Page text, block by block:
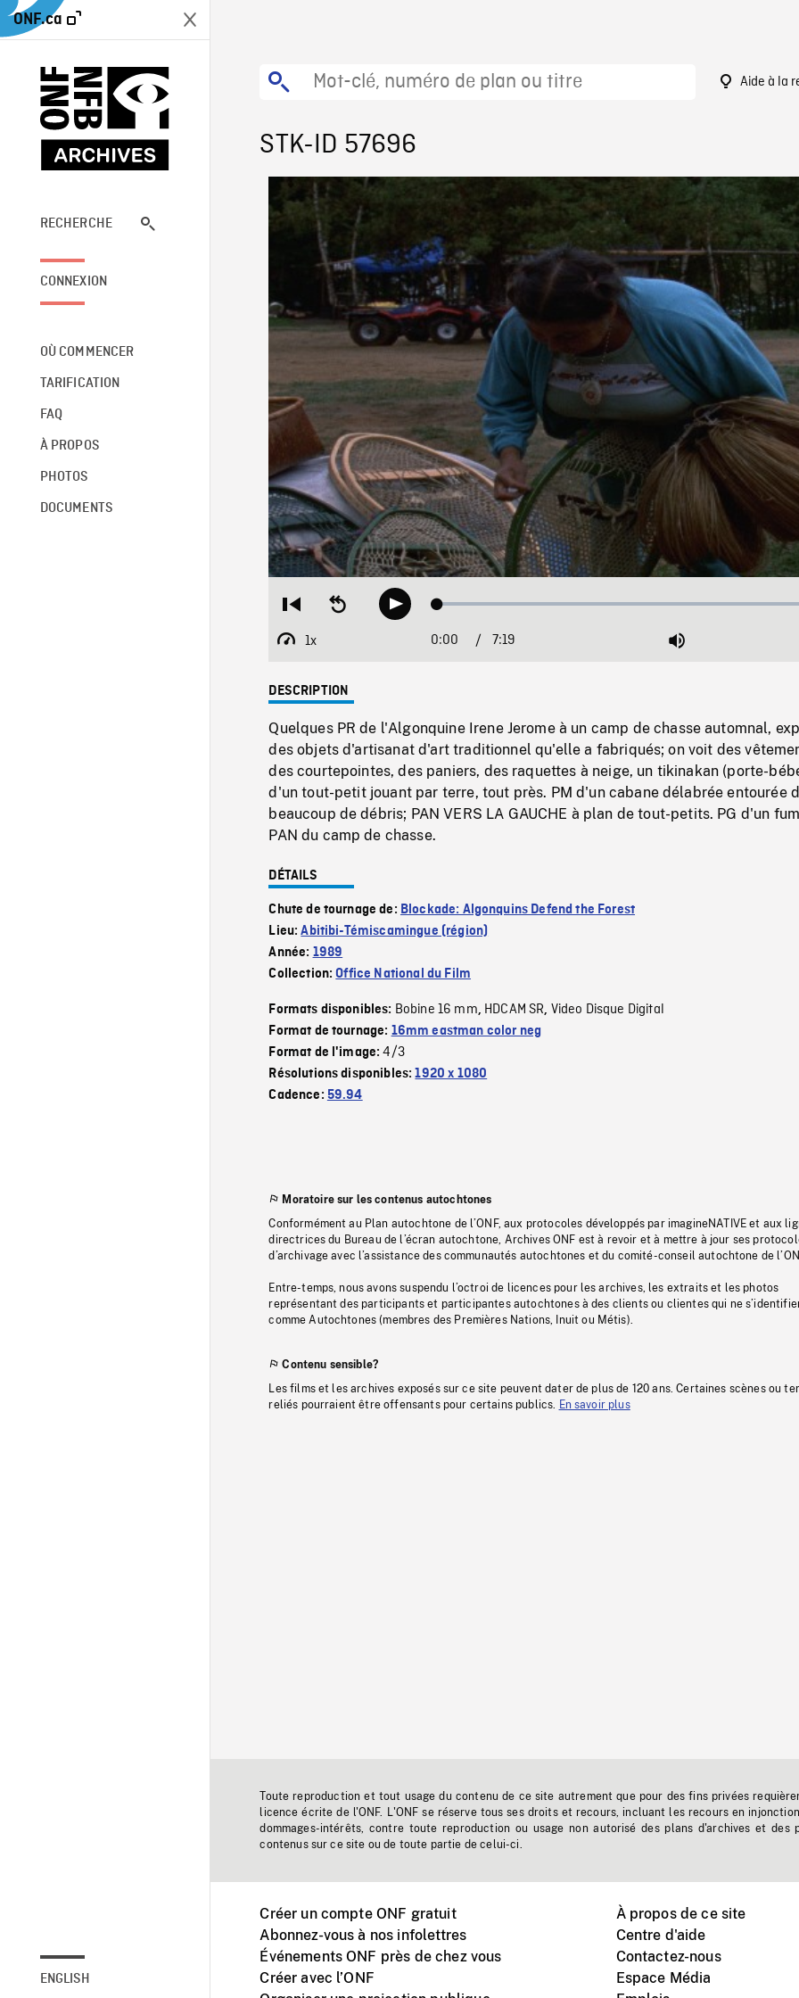
ONF.ca
RECHERCHE
CONNEXION
OÙ COMMENCER
TARIFICATION
FAQ
À PROPOS
PHOTOS
DOCUMENTS
ENGLISH
Aide à la
STK-ID 57696
Restart
beginning
Seek
backwardPlay Loaded:
1x
Playback
Current
0:00 / 7:19 Mute
DESCRIPTION
Quelques PR de l'Algonquine Irene Jerome à un camp de chasse automnal,
des objets d'artisanat d'art traditionnel qu'elle a fabriqués; on voit des
des courtepointes, des paniers, des raquettes à neige, un tikinakan (porte-
d'un tout-petit jouant par terre, tout près. PM d'un cabane délabrée entourée
beaucoup de débris; PAN VERS LA GAUCHE à plan de tout-petits. PG d'un
PAN du camp de chasse.
DÉTAILS
Chute de tournage de: Blockade: Algonquins Defend the Forest
Lieu:Abitibi-Témiscamingue (région)
Année: 1989
Collection:Office National du Film
Formats disponibles: Bobine 16 mm, HDCAM SR, Video Disque Digital
Format de tournage: 16mm eastman color neg
Format de l'image:4/3
Résolutions disponibles:1920 x 1080
Cadence: 59.94
Moratoire sur les contenus autochtones
Conformément au Plan autochtone de l’ONF, aux protocoles développés par imagineNATIVE et aux
directrices du Bureau de l’écran autochtone, Archives ONF est à revoir et à mettre à jour ses
d’archivage avec l’assistance des communautés autochtones et du comité-conseil autochtone de
Entre-temps, nous avons suspendu l’octroi de licences pour les archives, les extraits et les photos
représentant des participants et participantes autochtones à des clients ou clientes qui ne
comme Autochtones (membres des Premières Nations, Inuit ou Métis).
Contenu sensible?
Les films et les archives exposés sur ce site peuvent dater de plus de 120 ans. Certaines scènes ou
reliés pourraient être offensants pour certains publics.
En savoir plus
Toute reproduction et tout usage du contenu de ce site autrement que pour des fins privées
licence écrite de l'ONF. L'ONF se réserve tous ses droits et recours, incluant les recours en
dommages-intérêts, contre toute reproduction ou usage non autorisé des plans d'archives et des
contenus sur ce site ou de toute partie de celui-ci.
Créer un compte ONF gratuit
Abonnez-vous à nos infolettres
Événements ONF près de chez vous
Créer avec l’ONF
À propos de ce site
Centre d'aide
Contactez-nous
Espace Média